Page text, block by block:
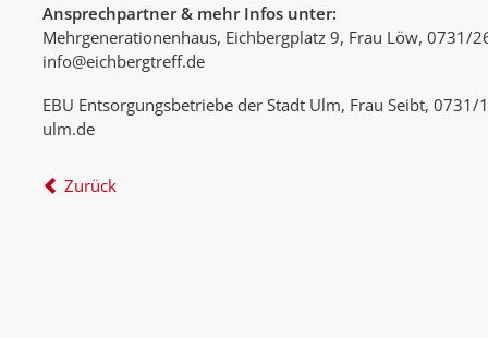
Ansprechpartner & mehr Infos unter:
Mehrgenerationenhaus, Eichbergplatz 9, Frau Löw, 0731/
info@eichbergtreff.de
EBU Entsorgungsbetriebe der Stadt Ulm, Frau Seibt,
ulm.de
Zurück